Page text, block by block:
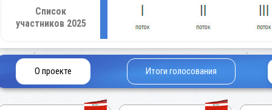
Список
участников 2025
О проекте Итоги голосования